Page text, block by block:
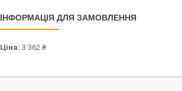
ІНФОРМАЦІЯ ДЛЯ ЗАМОВЛЕННЯ
Ціна: 3 362 ₴